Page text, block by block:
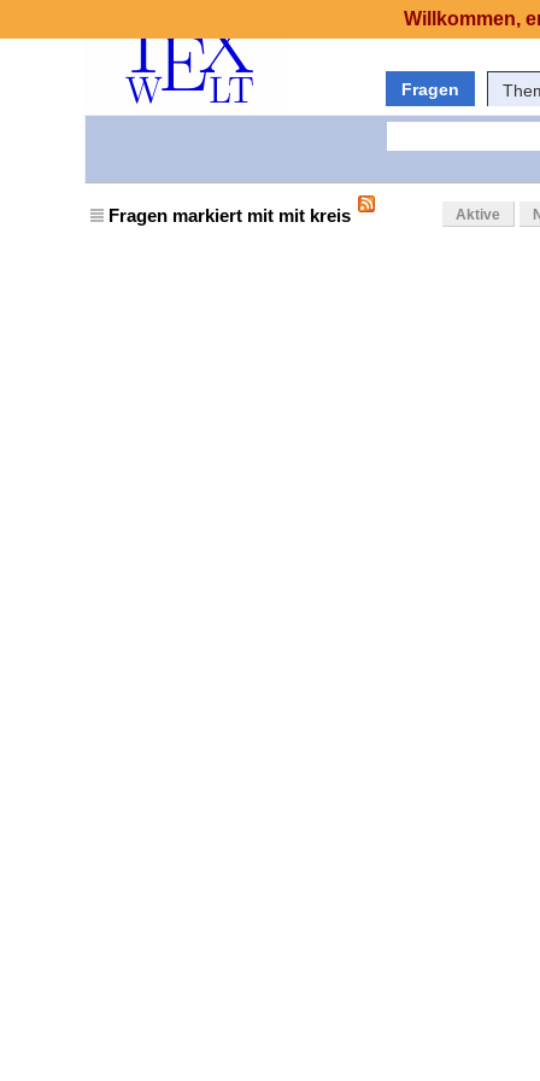
Fragen
Fragen markiert mit mit kreis Aktive
Willkommen,